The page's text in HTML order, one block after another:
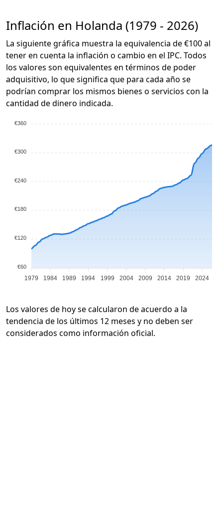
Inflación en Holanda (1979 - 2026)
La siguiente gráfica muestra la equivalencia de €100 al
tener en cuenta la inflación o cambio en el IPC. Todos
los valores son equivalentes en términos de poder
adquisitivo, lo que significa que para cada año se
podrían comprar los mismos bienes o servicios con la
cantidad de dinero indicada.
€360
€300
€240
€180
€120
€60
1979 1984 1989 1994 1999 2004 2009 2014 2019 2024
Los valores de hoy se calcularon de acuerdo a la
tendencia de los últimos 12 meses y no deben ser
considerados como información oficial.